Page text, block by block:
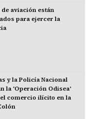
aviación están
para ejercer la
y la Policía Nacional
la 'Operación Odisea'
comercio ilícito en la